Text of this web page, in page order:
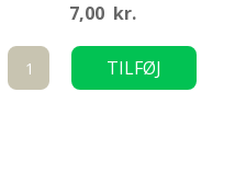
Dette
7,00 kr.
Grenholder
Medium
TILFØJ
TIL KURV